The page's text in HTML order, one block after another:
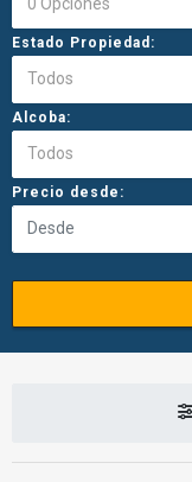
0 Opciones
Estado Propiedad:
Todos
Alcoba:
Todos
Precio desde: